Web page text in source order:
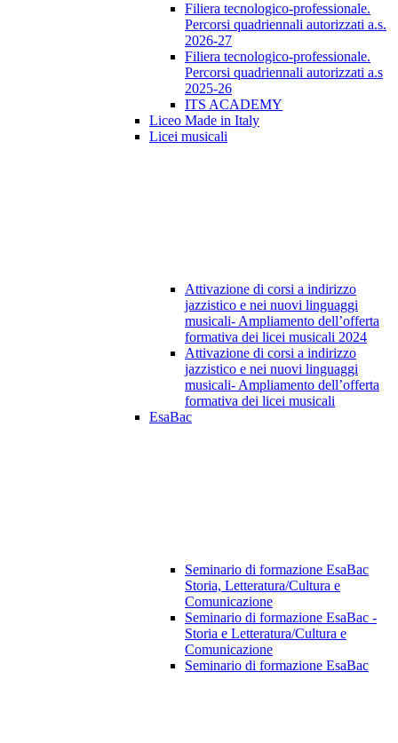
Filiera tecnologico-professionale.
Percorsi quadriennali autorizzati a.s.
2026-27
Filiera tecnologico-professionale.
Percorsi quadriennali autorizzati a.s
2025-26
ITS ACADEMY
Liceo Made in Italy
Licei musicali
Attivazione di corsi a indirizzo
jazzistico e nei nuovi linguaggi
musicali- Ampliamento dell’offerta
formativa dei licei musicali 2024
Attivazione di corsi a indirizzo
jazzistico e nei nuovi linguaggi
musicali- Ampliamento dell’offerta
formativa dei licei musicali
EsaBac
Seminario di formazione EsaBac
Storia, Letteratura/Cultura e
Comunicazione
Seminario di formazione EsaBac -
Storia e Letteratura/Cultura e
Comunicazione
Seminario di formazione EsaBac